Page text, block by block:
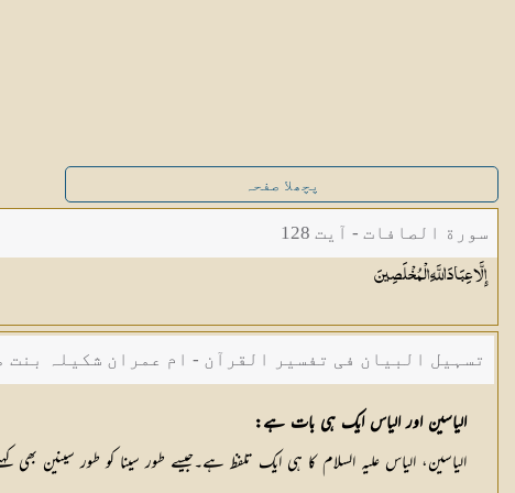
پچھلا صفحہ
سورة الصافات - آیت 128
إِلَّا عِبَادَ اللَّهِالْمُخْلَصِينَ
تسہیل البیان فی تفسیر القرآن - ام عمران شکیلہ بنت
الیاسین اور الیاس ایک ہی بات ہے:
الیاسین، الیاس علیہ السلام کا ہی ایک تلفظ ہے۔جیسے طور سینا کو طور سینین بھی